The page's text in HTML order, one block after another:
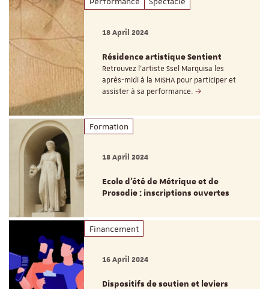
18 April 2024
Résidence artistique Sentient
Retrouvez l’artiste Ssel Marquisa les
après-midi à la MISHA pour participer et
assister à sa performance.
Formation
18 April 2024
Ecole d’été de Métrique et de
Prosodie : inscriptions ouvertes
Financement
16 April 2024
Dispositifs de soutien et leviers